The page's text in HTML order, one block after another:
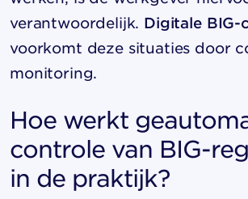
verantwoordelijk. Digitale BIG-
voorkomt deze situaties door
monitoring.
Hoe werkt
controle van BIG-
in de praktijk?